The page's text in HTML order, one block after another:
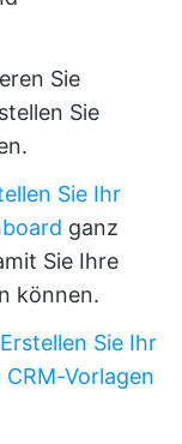
Sie
Sie
Sie Ihr
ganz
Sie Ihre
können.
Erstellen Sie Ihr
CRM-Vorlagen